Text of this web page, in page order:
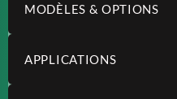
MODÈLES & OPTIONS
APPLICATIONS